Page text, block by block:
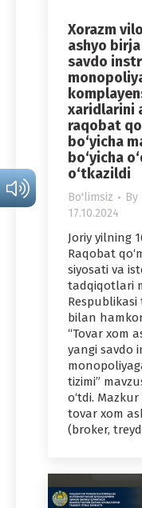
Xorazm
ashyo
savdo
xaridlarini
raqobat
bo‘yicha
bo‘yicha
o‘tkazildi
Bo'limsiz By
17.10.2024
Joriy yilning
Raqobat
siyosati va
tadqiqotlari
Respublikasi
bilan
“Tovar xom
yangi savdo
tizimi”
o‘tdi.
tovar xom
(broker,